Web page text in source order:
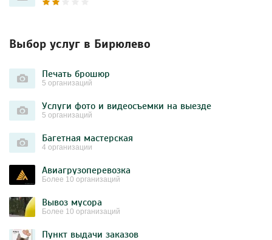
Выбор услуг в Бирюлево
Печать брошюр
5 организаций
Услуги фото и видеосъемки на выезде
5 организаций
Багетная мастерская
4 организации
Авиагрузоперевозка
Более 10 организаций
Вывоз мусора
Более 10 организаций
Пункт выдачи заказов